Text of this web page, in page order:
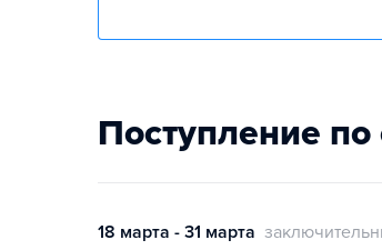
Поступление
18 марта - 31 марта